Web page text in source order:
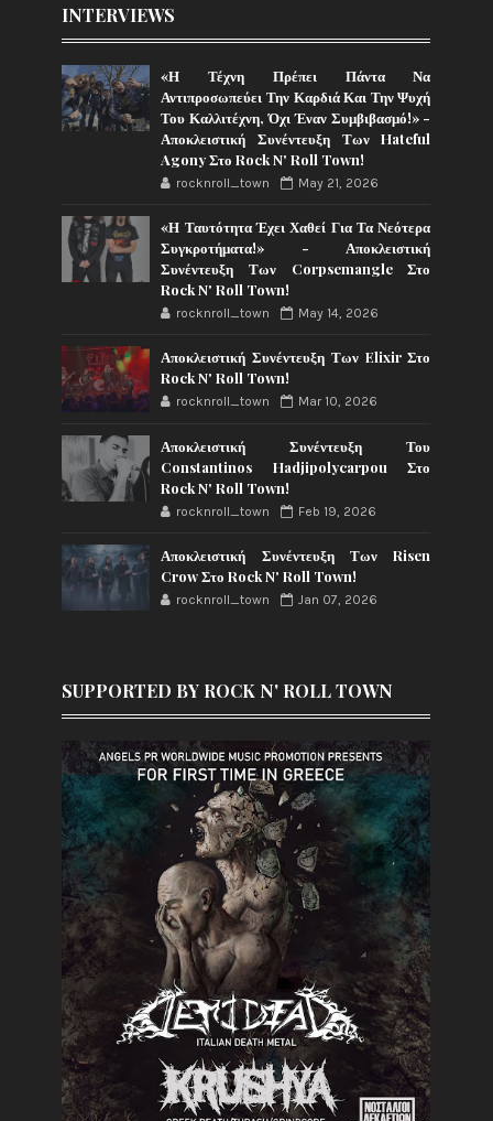
INTERVIEWS
«Η Τέχνη Πρέπει Πάντα Να
Αντιπροσωπεύει Την Καρδιά Και Την Ψυχή
Του Καλλιτέχνη, Όχι Έναν Συμβιβασμό!» -
Αποκλειστική Συνέντευξη Των Hateful
Agony Στο Rock N' Roll Town!
rocknroll_town May 21, 2026
«Η Ταυτότητα Έχει Χαθεί Για Τα Νεότερα
Συγκροτήματα!» - Αποκλειστική
Συνέντευξη Των Corpsemangle Στο
Rock N' Roll Town!
rocknroll_town May 14, 2026
Αποκλειστική Συνέντευξη Των Elixir Στο
Rock N' Roll Town!
rocknroll_town Mar 10, 2026
Αποκλειστική Συνέντευξη Του
Constantinos Hadjipolycarpou Στο
Rock N' Roll Town!
rocknroll_town Feb 19, 2026
Αποκλειστική Συνέντευξη Των Risen
Crow Στο Rock N' Roll Town!
rocknroll_town Jan 07, 2026
SUPPORTED BY ROCK N' ROLL TOWN